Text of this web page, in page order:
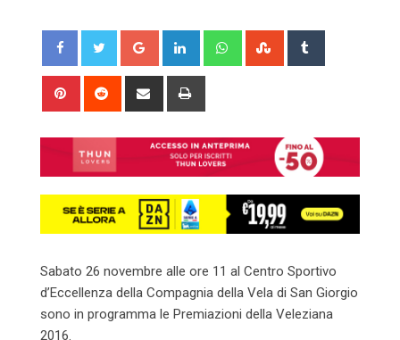
Google+ LinkedIn WhatsappStumbleUpon
Pinterest Reddit
Share
Sabato 26 novembre alle ore 11 al Centro Sportivo
d’Eccellenza della Compagnia della Vela di San Giorgio
sono in programma le Premiazioni della Veleziana
2016.